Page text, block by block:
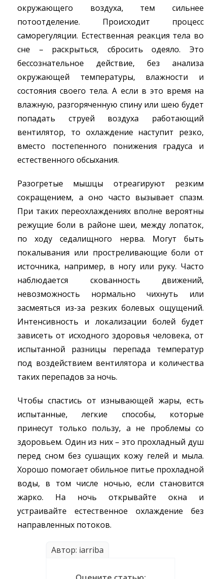
окружающего воздуха, тем сильнее
потоотделение. Происходит процесс
саморегуляции. Естественная реакция тела во
сне – раскрыться, сбросить одеяло. Это
бессознательное действие, без анализа
окружающей температуры, влажности и
состояния своего тела. А если в это время на
влажную, разгоряченную спину или шею будет
попадать струей воздуха работающий
вентилятор, то охлаждение наступит резко,
вместо постепенного понижения градуса и
естественного обсыхания.
Разогретые мышцы отреагируют резким
сокращением, а оно часто вызывает спазм.
При таких переохлаждениях вполне вероятны
режущие боли в районе шеи, между лопаток,
по ходу седалищного нерва. Могут быть
покалывания или простреливающие боли от
источника, например, в ногу или руку. Часто
наблюдается скованность движений,
невозможность нормально чихнуть или
засмеяться из-за резких болевых ощущений.
Интенсивность и локализации болей будет
зависеть от исходного здоровья человека, от
испытанной разницы перепада температур
под воздействием вентилятора и количества
таких перепадов за ночь.
Чтобы спастись от изнывающей жары, есть
испытанные, легкие способы, которые
принесут только пользу, а не проблемы со
здоровьем. Один из них – это прохладный душ
перед сном без сушащих кожу гелей и мыла.
Хорошо помогает обильное питье прохладной
воды, в том числе ночью, если становится
жарко. На ночь открывайте окна и
устраивайте естественное охлаждение без
направленных потоков.
Автор: iarriba